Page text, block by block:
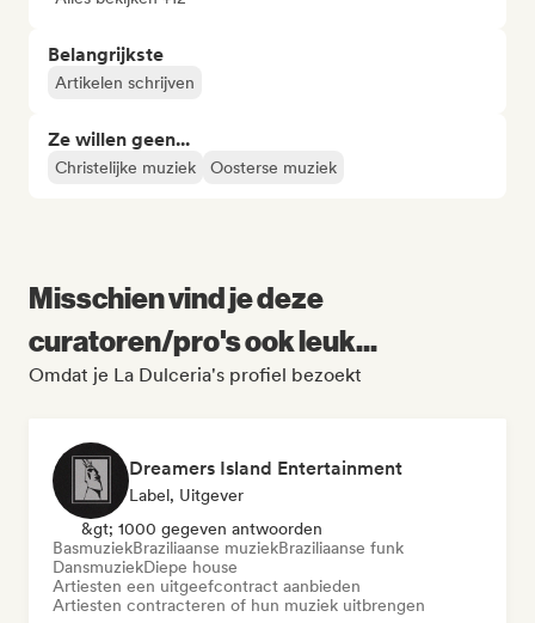
Belangrijkste
Artikelen schrijven
Ze willen geen...
Christelijke muziek Oosterse muziek
Misschien vind je deze
curatoren/pro's ook leuk...
Omdat je La Dulceria's profiel bezoekt
Dreamers Island Entertainment
Label, Uitgever
&gt; 1000 gegeven antwoorden
BasmuziekBraziliaanse muziekBraziliaanse funk
DansmuziekDiepe house
Artiesten een uitgeefcontract aanbieden
Artiesten contracteren of hun muziek uitbrengen